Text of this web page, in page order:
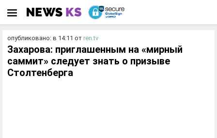
опубликовано: в 14:11 от ren.tv
Захарова: приглашенным на «мирный
саммит» следует знать о призыве
Столтенберга